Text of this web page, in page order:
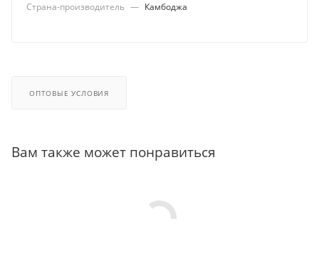
Страна-производитель — Камбоджа
ОПТОВЫЕ УСЛОВИЯ
Вам также может понравиться